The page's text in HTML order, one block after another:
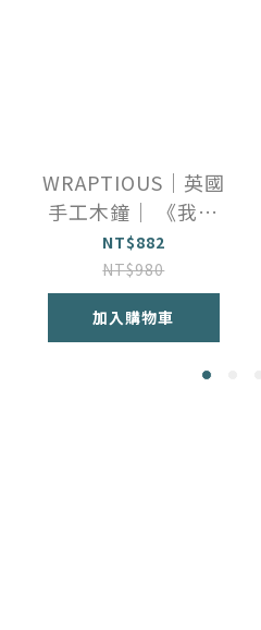
WRAPTIOUS｜英國
手工木鐘｜ 《我在
看著你》
NT$882
NT$980
加入購物車